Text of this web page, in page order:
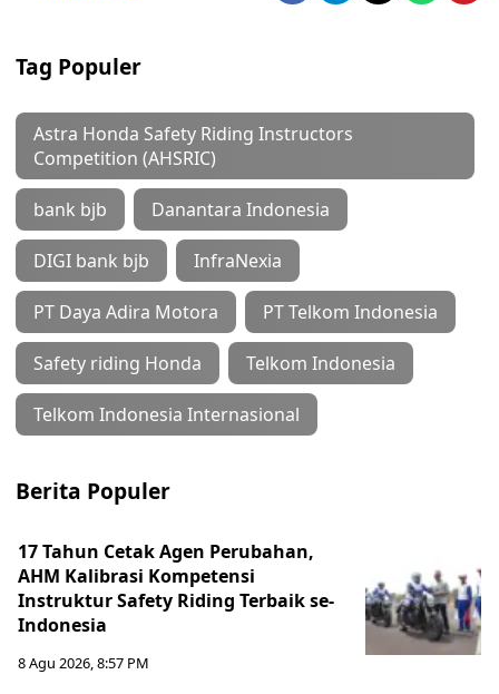
Tag Populer
Astra Honda Safety Riding Instructors
Competition (AHSRIC)
bank bjb Danantara Indonesia
DIGI bank bjb InfraNexia
PT Daya Adira Motora PT Telkom Indonesia
Safety riding Honda Telkom Indonesia
Telkom Indonesia Internasional
Berita Populer
17 Tahun Cetak Agen Perubahan,
AHM Kalibrasi Kompetensi
Instruktur Safety Riding Terbaik se-
Indonesia
8 Agu 2026, 8:57 PM